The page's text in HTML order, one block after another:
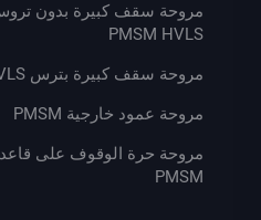
مروحة سقف كبيرة بدون
PMSM HVLS
مروحة سقف كبيرة بترس HVLS
مروحة عمود خارجية PMSM
مروحة حرة الوقوف على
PMSM